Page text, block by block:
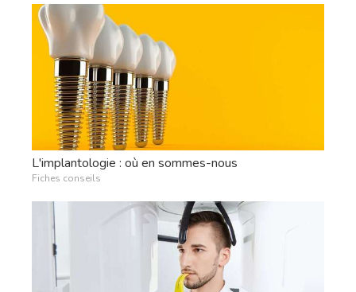
L'implantologie : où en sommes-nous
Fiches conseils